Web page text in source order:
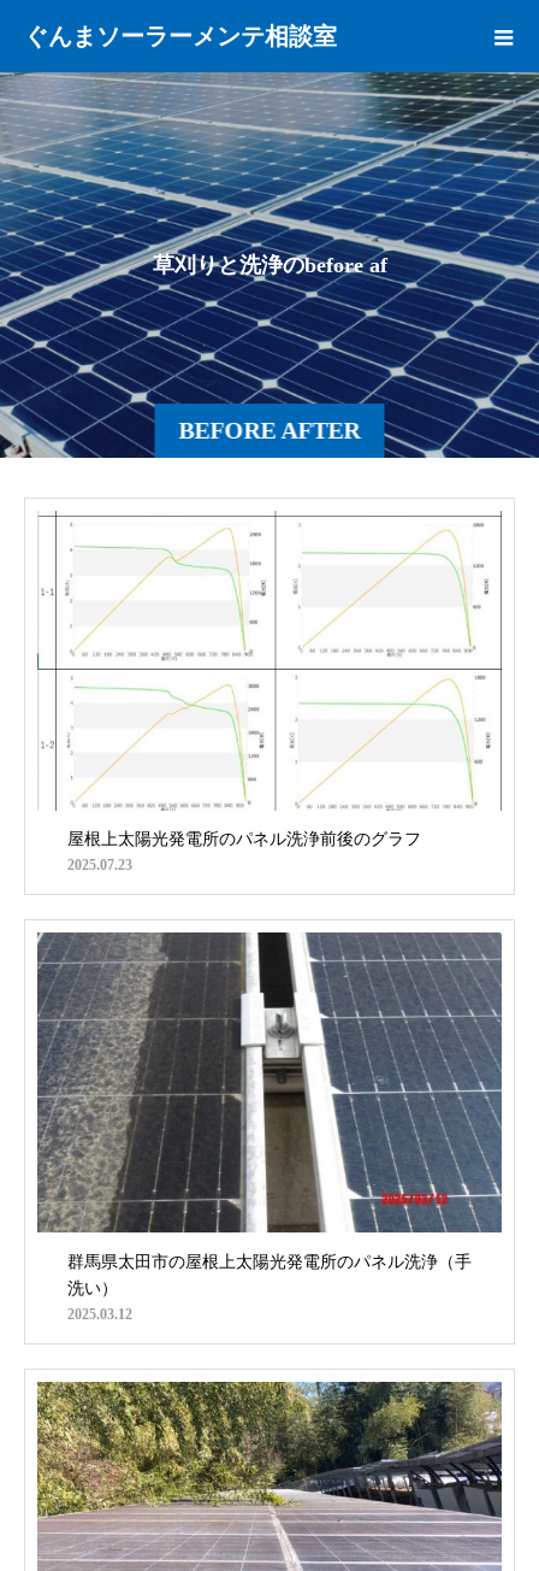
ぐんまソーラーメンテ相談室
BEFORE AFTER
草刈りと洗浄のbefore after です
屋根上太陽光発電所のパネル洗浄前後のグラフ
2025.07.23
群馬県太田市の屋根上太陽光発電所のパネル洗浄（手
洗い）
2025.03.12